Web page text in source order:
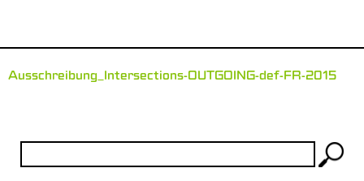
Ausschreibung_Intersections-OUTGOING-def-FR-2015